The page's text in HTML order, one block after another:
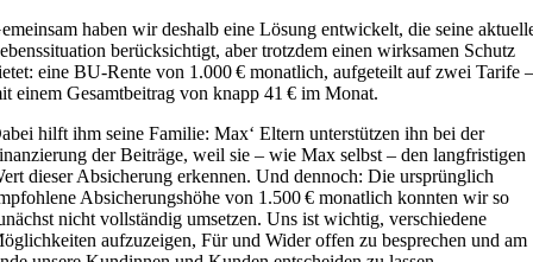
haben wir deshalb eine Lösung entwickelt, die seine
berücksichtigt, aber trotzdem einen wirksamen Schutz
eine BU-Rente von 1.000 € monatlich, aufgeteilt auf zwei Tarife
einem Gesamtbeitrag von knapp 41 € im Monat.
hilft ihm seine Familie: Max‘ Eltern unterstützen ihn bei der
der Beiträge, weil sie – wie Max selbst – den langfristigen
dieser Absicherung erkennen. Und dennoch: Die ursprünglich
Absicherungshöhe von 1.500 € monatlich konnten wir so
nicht vollständig umsetzen. Uns ist wichtig, verschiedene
aufzuzeigen, Für und Wider offen zu besprechen und am